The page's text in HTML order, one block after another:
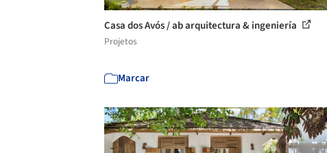
Casa dos Avós / ab arquitectura & ingeniería
Projetos
Marcar